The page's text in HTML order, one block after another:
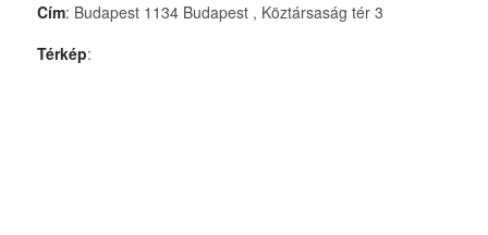
Cím: Budapest 1134 Budapest , Köztársaság tér 3
Térkép: